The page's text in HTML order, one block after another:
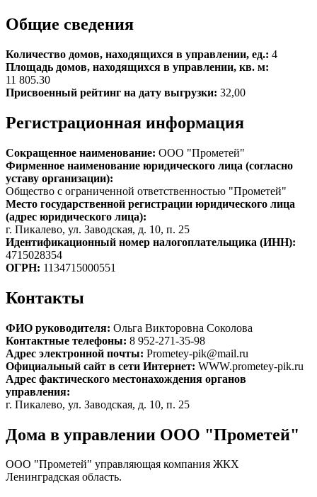
Общие сведения
Количество домов, находящихся в управлении, ед.: 4
Площадь домов, находящихся в управлении, кв. м:
11 805.30
Присвоенный рейтинг на дату выгрузки: 32,00
Регистрационная информация
Сокращенное наименование: ООО "Прометей"
Фирменное наименование юридического лица (согласно
уставу организации):
Общество с ограниченной ответственностью "Прометей"
Место государственной регистрации юридического лица
(адрес юридического лица):
г. Пикалево, ул. Заводская, д. 10, п. 25
Идентификационный номер налогоплательщика (ИНН):
4715028354
ОГРН: 1134715000551
Контакты
ФИО руководителя: Ольга Викторовна Соколова
Контактные телефоны: 8 952-271-35-98
Адрес электронной почты: Prometey-pik@mail.ru
Официальный сайт в сети Интернет: WWW.prometey-pik.ru
Адрес фактического местонахождения органов
управления:
г. Пикалево, ул. Заводская, д. 10, п. 25
Дома в управлении ООО "Прометей"
ООО "Прометей" управляющая компания ЖКХ
Ленинградская область.